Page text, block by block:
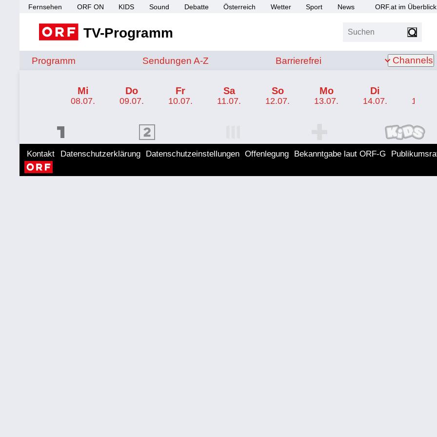
Fernsehen ORF ON KIDS Sound Debatte Österreich Wetter Sport News ORF.at im Überblick
TV-Programm Suchen
Programm Sendungen von A bis Z
Sendungen A-Z Barrierefrei
Barrierefrei Channels
Mi
08.07.
Do
09.07.
Fr
10.07.
Sa
11.07.
So
12.07.
Mo
13.07.
Di
14.07. 15.07.
ORF 2 Programm ORF KIDS Programm
Kontakt Datenschutzerklärung Datenschutzeinstellungen Offenlegung Bekanntgabe laut ORF-G